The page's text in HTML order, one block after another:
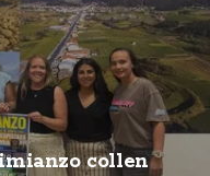
collen